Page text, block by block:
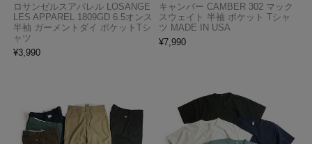
ロサンゼルスアパレル LOSANGE
LES APPAREL 1809GD 6.5オンス
半袖 ガーメントダイ ポケットTシ
ャツ
¥3,990
キャンバー CAMBER 302 マック
スウェイト 半袖 ポケット Tシャ
ツ MADE IN USA
¥7,990